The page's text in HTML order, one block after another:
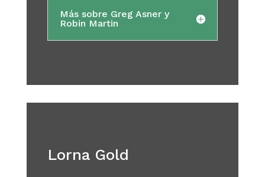
Más sobre Greg Asner y
Robin Martin
Lorna Gold